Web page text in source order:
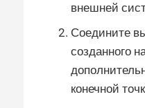
внешней
Соедините
созданного
конечной